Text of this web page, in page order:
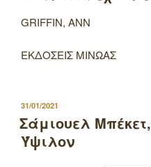
GRIFFIN, ANN
ΕΚΔΟΣΕΙΣ ΜΙΝΩΑΣ
ΔΗΜΟΣΙΕΥΤΗΚΕ
ΣΤΙΣ
31/01/2021
Σάμιουελ
Ύψιλον